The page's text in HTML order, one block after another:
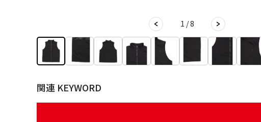
1 / 8
関連 KEYWORD